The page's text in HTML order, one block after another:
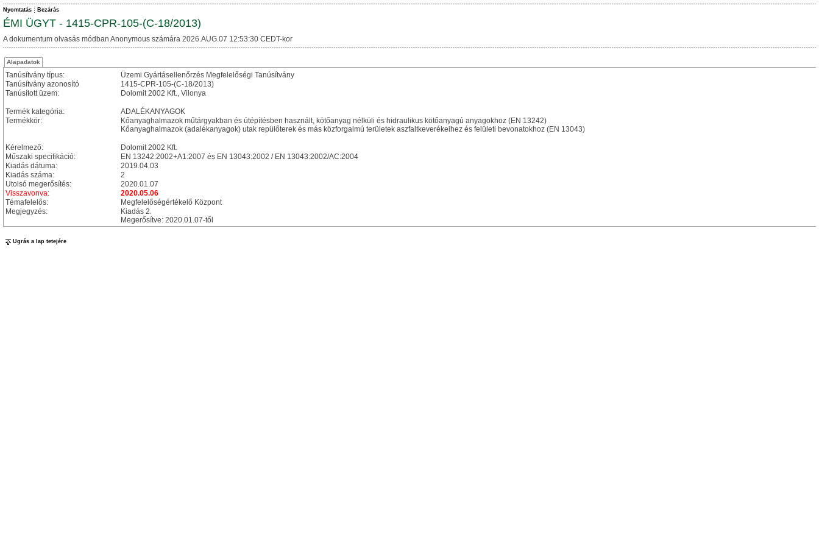
Nyomtatás Bezárás
ÉMI ÜGYT - 1415-CPR-105-(C-18/2013)
A dokumentum olvasás módban Anonymous számára 2026.AUG.07 12:53:30 CEDT-kor
Alapadatok
Tanúsítvány típus:
Üzemi Gyártásellenőrzés Megfelelőségi Tanúsítvány
Tanúsítvány azonosító
1415-CPR-105-(C-18/2013)
Tanúsított üzem:
Dolomit 2002 Kft., Vilonya
Termék kategória:
ADALÉKANYAGOK
Termékkör:
Kőanyaghalmazok műtárgyakban és útépítésben használt, kötőanyag nélküli és hidraulikus kötőanyagú anyagokhoz (EN 13242)
Kőanyaghalmazok (adalékanyagok) utak repülőterek és más közforgalmú területek aszfaltkeverékeihez és felületi bevonatokhoz (EN 13043)
Kérelmező:
Dolomit 2002 Kft.
Műszaki specifikáció:
EN 13242:2002+A1:2007 és EN 13043:2002 / EN 13043:2002/AC:2004
Kiadás dátuma:
2019.04.03
Kiadás száma:
2
Utolsó megerősítés:
2020.01.07
Visszavonva:
2020.05.06
Témafelelős:
Megfelelőségértékelő Központ
Megjegyzés:
Kiadás 2.
Megerősítve: 2020.01.07-től
Ugrás a lap tetejére